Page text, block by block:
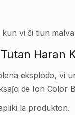
vi ĉi tiun
Haran
eksplodo, vi
de Ion Color
la produkton.